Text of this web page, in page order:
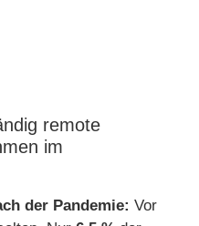
remote
im
der Pandemie: Vor